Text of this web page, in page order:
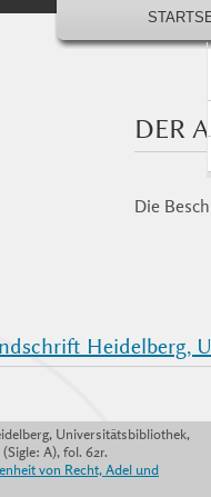
DER
Die
Heidelberg,
Universitätsbibliothek,
A), fol. 62r.
von Recht, Adel und